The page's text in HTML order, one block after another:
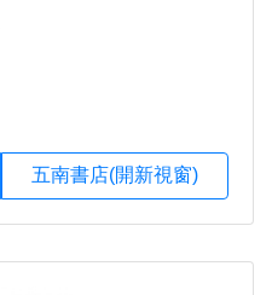
五南書店(開新視窗)